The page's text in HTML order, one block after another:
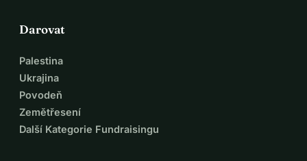
Darovat
Palestina
Ukrajina
Povodeň
Zemětřesení
Další Kategorie Fundraisingu